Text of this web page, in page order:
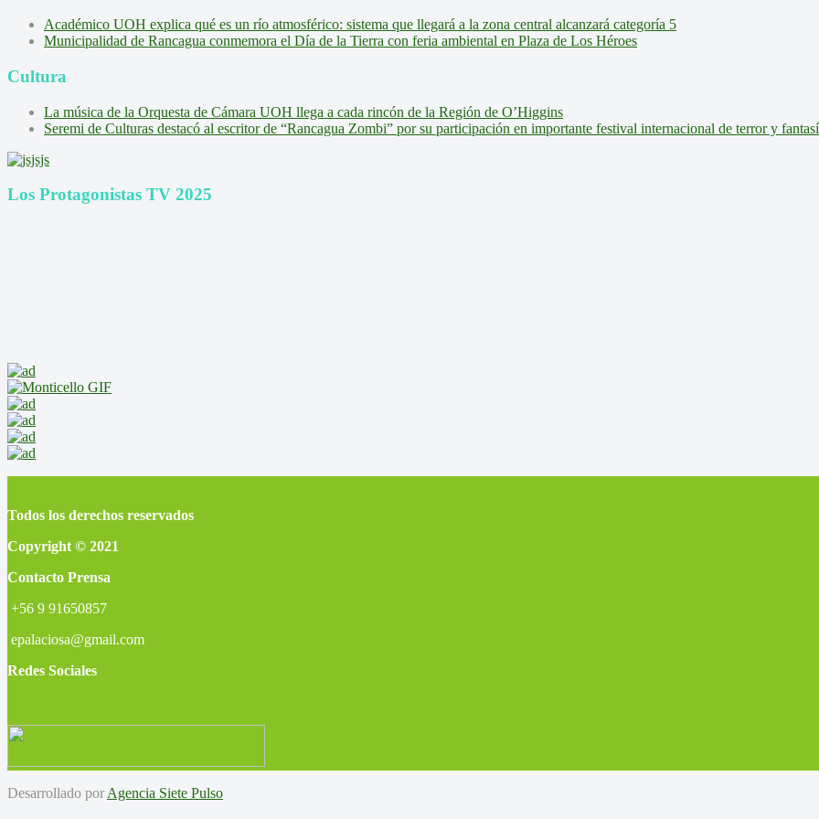
Académico UOH explica qué es un río atmosférico: sistema que llegará a la zona central alcanzará categoría 5
Municipalidad de Rancagua conmemora el Día de la Tierra con feria ambiental en Plaza de Los Héroes
Cultura
La música de la Orquesta de Cámara UOH llega a cada rincón de la Región de O’Higgins
Seremi de Culturas destacó al escritor de “Rancagua Zombi” por su participación en importante festival internacional de terror y
Los Protagonistas TV 2025
Todos los derechos reservados
Copyright © 2021
Contacto Prensa
+56 9 91650857
epalaciosa@gmail.com
Redes Sociales
Desarrollado por Agencia Siete Pulso